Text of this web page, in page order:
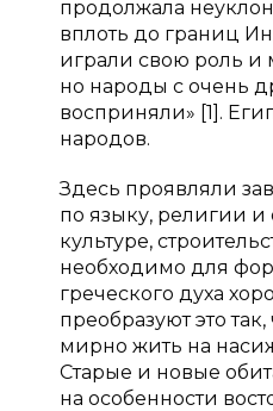
продолжала
вплоть до границ
играли свою роль и
но народы с очень
восприняли» [1].
народов.
Здесь проявляли
по языку, религии и
культуре,
необходимо для
греческого духа
преобразуют это
мирно жить на
Старые и новые
на особенности